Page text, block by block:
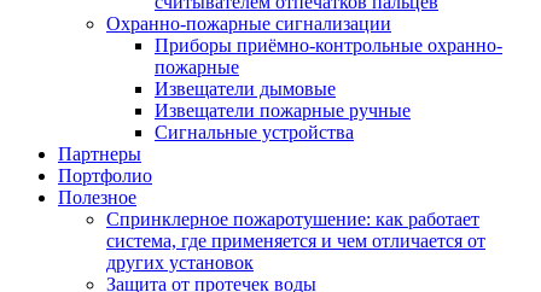
Охранно-пожарные сигнализации
Приборы приёмно-контрольные охранно-
пожарные
Извещатели дымовые
Извещатели пожарные ручные
Сигнальные устройства
Партнеры
Портфолио
Полезное
Спринклерное пожаротушение: как работает
система, где применяется и чем отличается от
других установок
Защита от протечек воды